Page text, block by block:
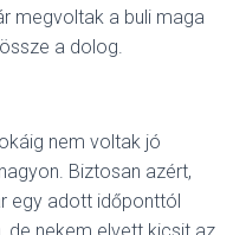
megvoltak a buli maga
a dolog.
nem voltak jó
Biztosan azért,
egy adott időponttól